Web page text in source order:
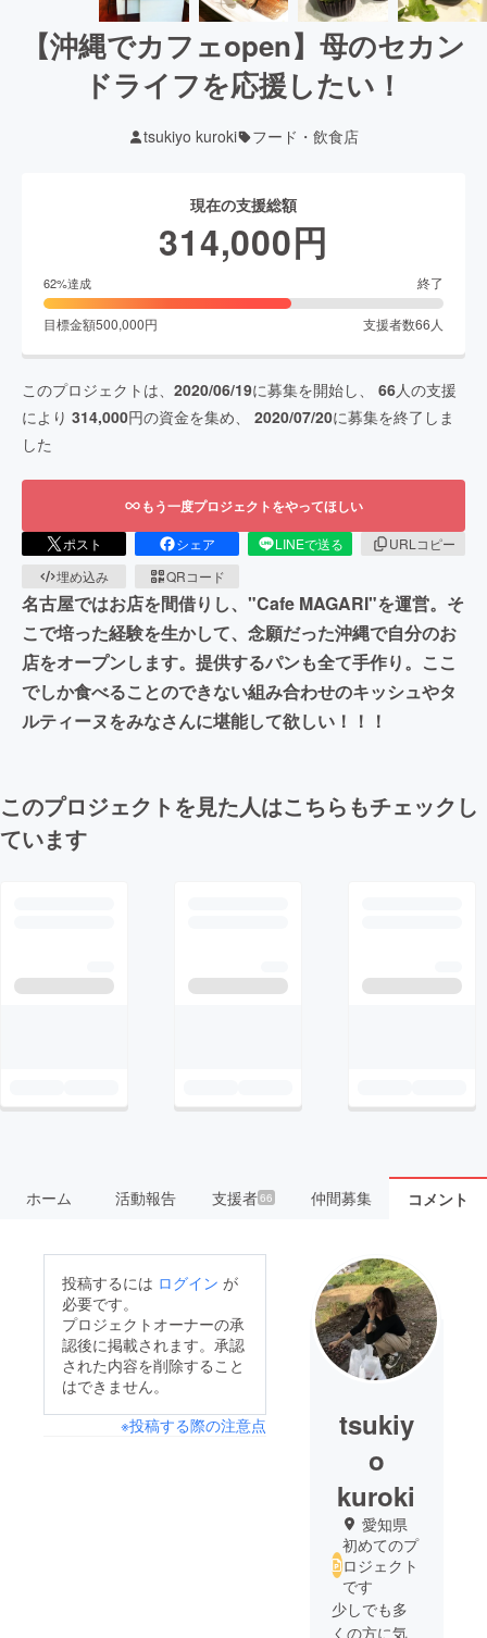
【沖縄でカフェopen】母のセカン
ドライフを応援したい！
tsukiyo kuroki フード・飲食店
現在の支援総額
314,000円
62%達成 終了
目標金額500,000円 支援者数66 人
このプロジェクトは、 2020/06/19に募集を開始し、 66人の支援
により 314,000円の資金を集め、 2020/07/20に募集を終了しま
した
もう一度プロジェクトをやってほしい
ポスト シェア LINEで送る
URLコピー
埋め込み
QRコード
名古屋ではお店を間借りし、"Cafe MAGARI"を運営。そ
こで培った経験を生かして、念願だった沖縄で自分のお
店をオープンします。提供するパンも全て手作り。ここ
でしか食べることのできない組み合わせのキッシュやタ
ルティーヌをみなさんに堪能して欲しい！！！
このプロジェクトを見た人はこちらもチェックし
ています
ホーム 活動報告 支援者66 仲間募集 コメント
投稿するには ログイン が
必要です。
プロジェクトオーナーの承
認後に掲載されます。承認
された内容を削除すること
はできません。
※投稿する際の注意点
tsukiy
o
kuroki
愛知県
初めてのプ
ロジェクト
です
少しでも多
くの方に気